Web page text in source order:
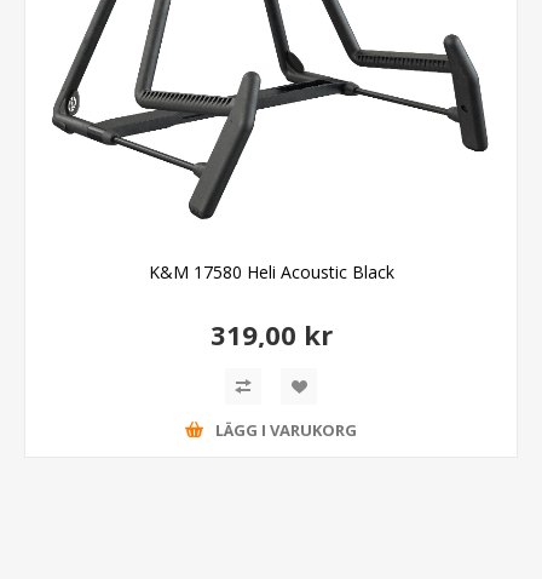
K&M 17580 Heli Acoustic Black
319,00 kr
LÄGG I VARUKORG